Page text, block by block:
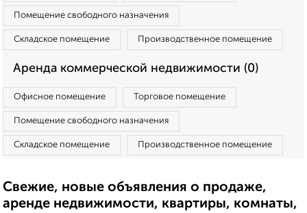
Помещение свободного назначения
Складское помещение Производственное помещение
Аренда коммерческой недвижимости (0)
Офисное помещение Торговое помещение
Помещение свободного назначения
Складское помещение Производственное помещение
Свежие, новые объявления о продаже,
аренде недвижимости, квартиры, комнаты,